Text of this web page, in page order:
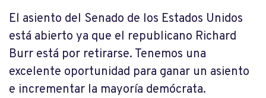
El asiento del Senado de los Estados Unidos
está abierto ya que el republicano Richard
Burr está por retirarse. Tenemos una
excelente oportunidad para ganar un asiento
e incrementar la mayoría demócrata.